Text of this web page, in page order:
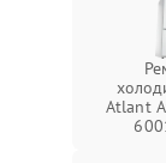
Atlant